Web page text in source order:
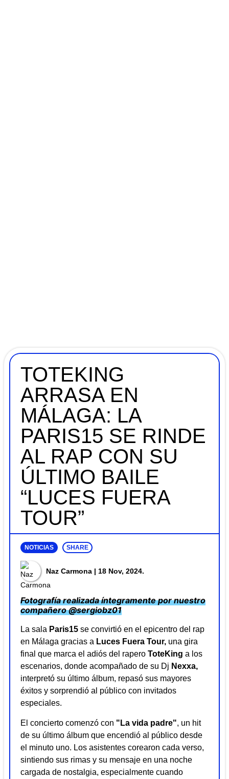
TOTEKING
ARRASA EN
MÁLAGA: LA
PARIS15 SE RINDE
AL RAP CON SU
ÚLTIMO BAILE
“LUCES FUERA
TOUR”
NOTICIAS SHARE
Naz Carmona | 18 Nov, 2024.
Fotografía realizada íntegramente por nuestro
compañero@sergiobz01
La sala Paris15 se convirtió en el epicentro del rap
en Málaga gracias a Luces Fuera Tour, una gira
final que marca el adiós del rapero ToteKing a los
escenarios, donde acompañado de su Dj Nexxa,
interpretó su último álbum, repasó sus mayores
éxitos y sorprendió al público con invitados
especiales.
El concierto comenzó con "La vida padre", un hit
de su último álbum que encendió al público desde
el minuto uno. Los asistentes corearon cada verso,
sintiendo sus rimas y su mensaje en una noche
cargada de nostalgia, especialmente cuando